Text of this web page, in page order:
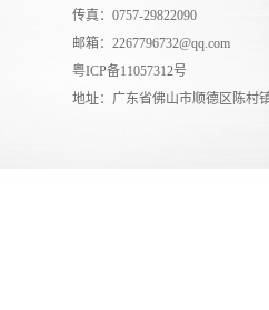
传真：0757-29822090
邮箱：2267796732@qq.com
粤ICP备11057312号
地址：广东省佛山市顺德区陈